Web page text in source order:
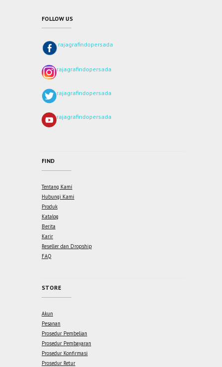
FOLLOW US
rajagrafindopersada
rajagrafindopersada
rajagrafindopersada
rajagrafindopersada
FIND
Tentang Kami
Hubungi Kami
Produk
Katalog
Berita
Karir
Reseller dan Dropship
FAQ
STORE
Akun
Pesanan
Prosedur Pembelian
Prosedur Pembayaran
Prosedur Konfirmasi
Prosedur Retur